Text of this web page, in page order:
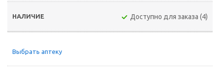
Доступно для заказа (4)
Выбрать аптеку